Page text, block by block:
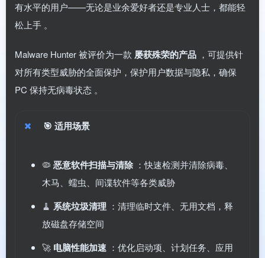
有水平的用户——无论是业余爱好者还是专业人士，都能轻
松上手 。
Malware Hunter 被评价为一款 屡获殊荣的产品 ，可提供针
对所有类型威胁的全面保护，保护用户数据与隐私，确保
PC 保持无病毒状态 。
🎯 适用场景
🦠 恶意软件扫描与清除 ：快速检测并清除病毒、
木马、蠕虫、间谍软件等各类威胁
🧹 系统垃圾清理 ：清理临时文件、无用文档，释
放磁盘存储空间
🚀 电脑性能加速 ：优化启动项、计划任务、应用